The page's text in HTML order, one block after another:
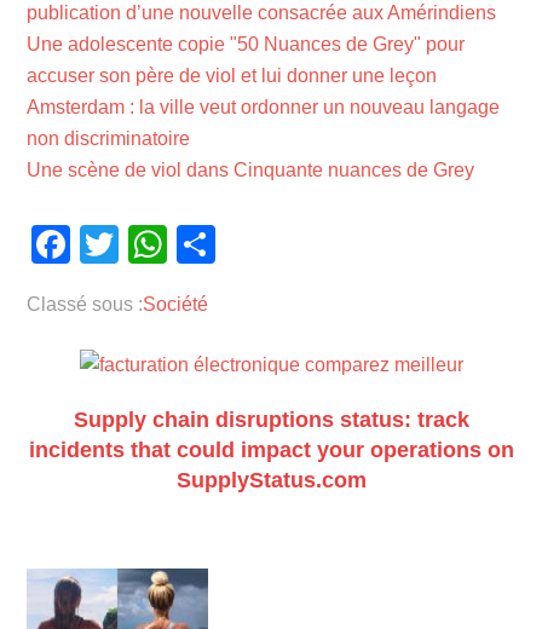
publication d’une nouvelle consacrée aux Amérindiens
Une adolescente copie "50 Nuances de Grey" pour
accuser son père de viol et lui donner une leçon
Amsterdam : la ville veut ordonner un nouveau langage
non discriminatoire
Une scène de viol dans Cinquante nuances de Grey
Facebook
TwitterWhatsApp
Classé sous :Société
Supply chain disruptions status: track
incidents that could impact your operations on
SupplyStatus.com